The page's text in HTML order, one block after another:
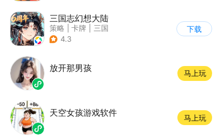
三国志幻想大陆
策略 卡牌
三国
| 美少女
4.3
下载
放开那男孩
马上玩
天空女孩游戏软件
马上玩